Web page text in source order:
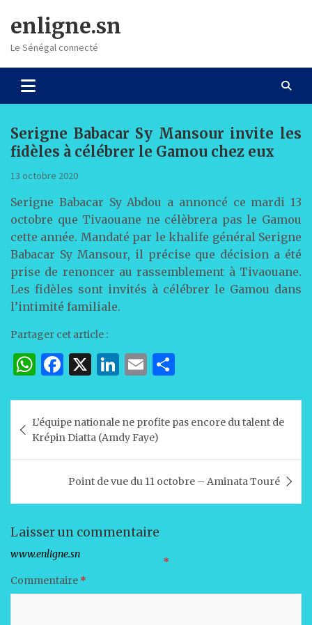
content
enligne.sn
Le Sénégal connecté
Serigne Babacar Sy Mansour invite les
fidèles à célébrer le Gamou chez eux
13 octobre 2020
Serigne Babacar Sy Abdou a annoncé ce mardi 13
octobre que Tivaouane ne célèbrera pas le Gamou
cette année. Mandaté par le khalife général Serigne
Babacar Sy Mansour, il précise que décision a été
prise de renoncer au rassemblement à Tivaouane.
Les fidèles sont invités à célébrer le Gamou dans
l’intimité familiale.
Partager cet article :
W
at
s
A
p
F
c
e
b
o
o
X
Li
k
e
dI
n
E
ai
l
ta
g
er
de
l’article
L’équipe nationale ne profite pas encore du talent de
Krépin Diatta (Amdy Faye)
Point de vue du 11 octobre – Aminata Touré
Laisser un commentaire
Votre adresse e-mail ne sera pas publiée.
Les champs obligatoires sont indiqués avec *
Commentaire *